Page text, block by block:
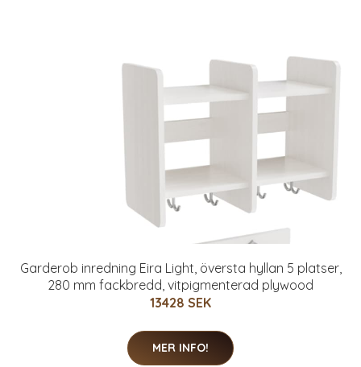
Garderob inredning Eira Light, översta hyllan 5 platser,
280 mm fackbredd, vitpigmenterad plywood
13428 SEK
MER INFO!